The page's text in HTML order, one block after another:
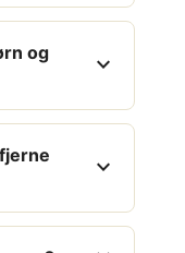
og
expand_more
expand_more